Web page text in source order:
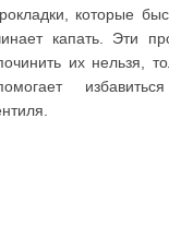
которые
капать. Эти
их нельзя,